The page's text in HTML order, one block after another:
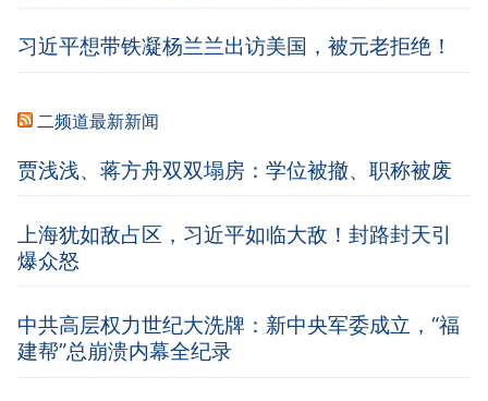
习近平想带铁凝杨兰兰出访美国，被元老拒绝！
二频道最新新闻
贾浅浅、蒋方舟双双塌房：学位被撤、职称被废
上海犹如敌占区，习近平如临大敌！封路封天引
爆众怒
中共高层权力世纪大洗牌：新中央军委成立，“福
建帮”总崩溃内幕全纪录